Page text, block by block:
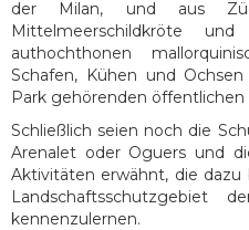
der Milan, und aus
Mittelmeerschildkröte
authochthonen
Schafen, Kühen und
Park gehörenden
Schließlich seien noch die
Arenalet oder Oguers und
Aktivitäten erwähnt, die dazu
Landschaftsschutzgebiet
kennenzulernen.